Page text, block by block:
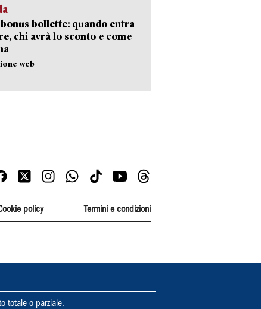
bollette: quando entra
chi avrà lo sconto e come
web
policy Termini e condizioni
totale o parziale.